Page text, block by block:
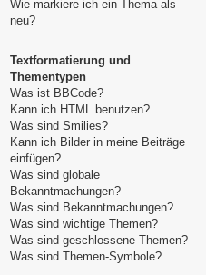
Wie markiere ich ein Thema als
neu?
Textformatierung und
Thementypen
Was ist BBCode?
Kann ich HTML benutzen?
Was sind Smilies?
Kann ich Bilder in meine Beiträge
einfügen?
Was sind globale
Bekanntmachungen?
Was sind Bekanntmachungen?
Was sind wichtige Themen?
Was sind geschlossene Themen?
Was sind Themen-Symbole?